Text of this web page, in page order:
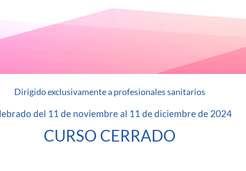
Dirigido exclusivamente a profesionales sanitarios
del 11 de noviembre al 11 de diciembre de 2024
CURSO CERRADO